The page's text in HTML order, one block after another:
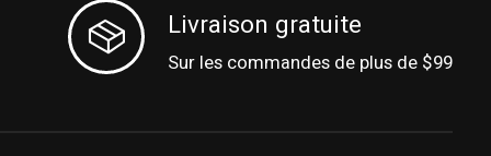
Livraison gratuite
Sur les commandes de plus de $99